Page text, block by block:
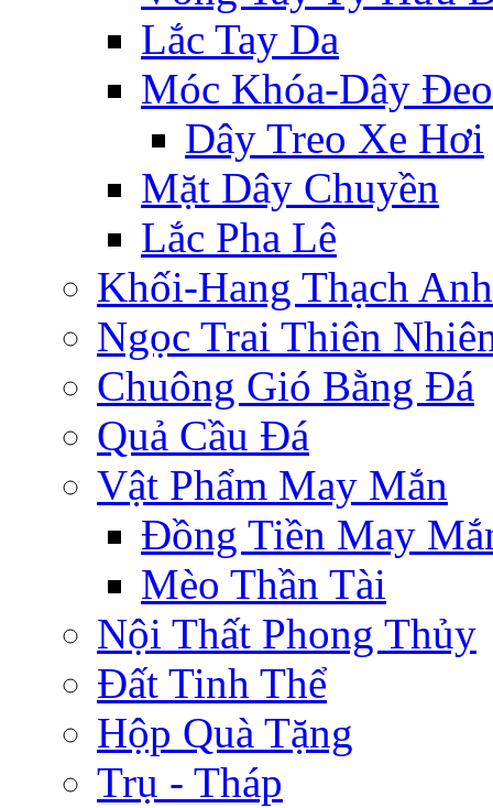
Lắc Tay Da
Móc Khóa-Dây Đeo
Dây Treo Xe Hơi
Mặt Dây Chuyền
Lắc Pha Lê
Khối-Hang Thạch Anh
Ngọc Trai Thiên
Chuông Gió Bằng Đá
Quả Cầu Đá
Vật Phẩm May Mắn
Đồng Tiền May
Mèo Thần Tài
Nội Thất Phong Thủy
Đất Tinh Thể
Hộp Quà Tặng
Trụ - Tháp